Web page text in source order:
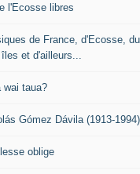
l'Ecosse libres
de France, d'Ecosse, du
et d'ailleurs...
wai taua?
Gómez Dávila (1913-1994)
oblige